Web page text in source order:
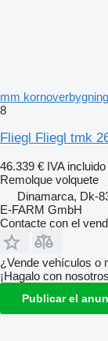
mm
8
Fliegl Fliegl tmk
46.339 € IVA incluido
Remolque volquete
Dinamarca, Dk-
E-FARM GmbH
Contacte con el
¿Vende vehículos o
¡Hagalo con
Publicar el